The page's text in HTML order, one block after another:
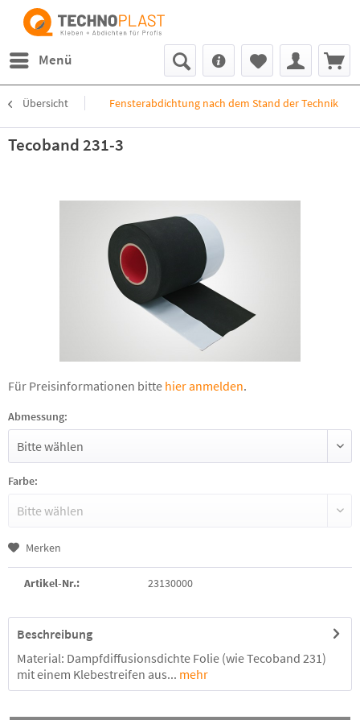
Menü
Übersicht Fensterabdichtung nach dem Stand der Technik
Tecoband 231-3
Für Preisinformationen bitte hier anmelden.
Abmessung:
Farbe:
Merken
Artikel-Nr.: 23130000
Beschreibung
Material: Dampfdiffusionsdichte Folie (wie Tecoband 231)
mit einem Klebestreifen aus... mehr